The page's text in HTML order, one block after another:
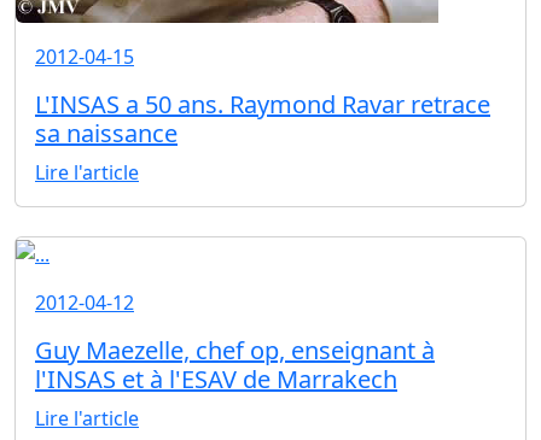
2012-04-15
L'INSAS a 50 ans. Raymond Ravar retrace
sa naissance
Lire l'article
2012-04-12
Guy Maezelle, chef op, enseignant à
l'INSAS et à l'ESAV de Marrakech
Lire l'article